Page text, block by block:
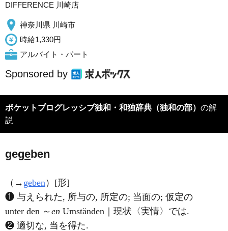
DIFFERENCE 川崎店
神奈川県 川崎市
時給1,330円
アルバイト・パート
Sponsored by
ポケットプログレッシブ独和・和独辞典（独和の部） の解
説
gegeben
（→ geben ）[形]
❶ 与えられた, 所与の, 所定の; 当面の; 仮定の
unter den ～ en Umständen｜現状〈実情〉では.
❷ 適切な, 当を得た.